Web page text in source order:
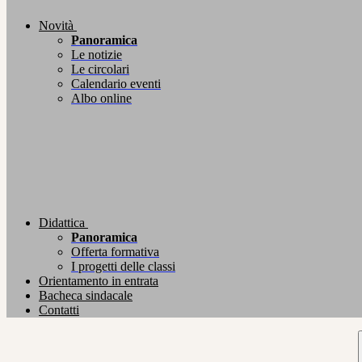
Novità
Panoramica
Le notizie
Le circolari
Calendario eventi
Albo online
Didattica
Panoramica
Offerta formativa
I progetti delle classi
Orientamento in entrata
Bacheca sindacale
Contatti